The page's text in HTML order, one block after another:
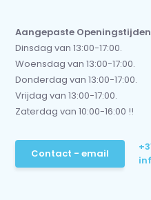
Aangepaste Openingstijden
Dinsdag van 13:00-17:00.
Woensdag van 13:00-17:00.
Donderdag van 13:00-17:00.
Vrijdag van 13:00-17:00.
Zaterdag van 10:00-16:00 !!
Contact - email